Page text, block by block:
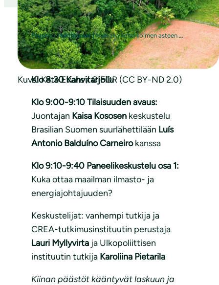
Kuva: Kate Evans / CIFOR (CC BY-ND 2.0)
Etusivu|Tapahtumat|Matkalla kohti kolmen asteen maailmaa – vailla ilmastojohtajaa?
Klo 8:30Kahvitarjoilu
Klo 9:00-9:10Tilaisuuden avaus:
Juontajan Kaisa Kososen keskustelu
Brasilian Suomen suurlähettilään Luís
Antonio Balduíno Carneirokanssa
Klo 9:10-9:40 Paneelikeskustelu osa 1:
Kuka ottaa maailman ilmasto- ja
energiajohtajuuden?
Keskustelijat: vanhempi tutkija ja
CREA-tutkimusinstituutin perustaja
Lauri Myllyvirta ja Ulkopoliittisen
instituutin tutkija Karoliina Pietarila
Kiinan päästöt kääntyvät laskuun ja